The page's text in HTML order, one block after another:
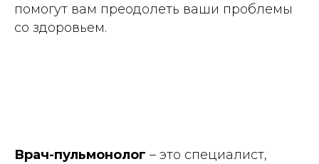
помогут вам преодолеть ваши проблемы
со здоровьем.
Врач-пульмонолог – это специалист,